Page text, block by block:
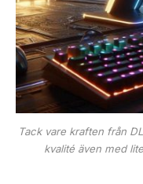
Tack vare kraften från
kvalité även med